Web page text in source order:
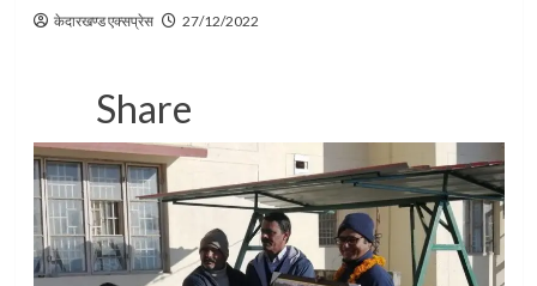
केदारखण्ड एक्सप्रेस 27/12/2022
Share